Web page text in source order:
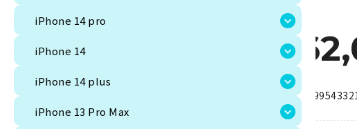
iPhone 14 pro
iPhone 14
iPhone 14 plus
iPhone 13 Pro Max
新品